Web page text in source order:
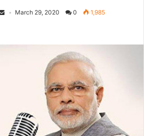
March 29, 2020 0 1,985